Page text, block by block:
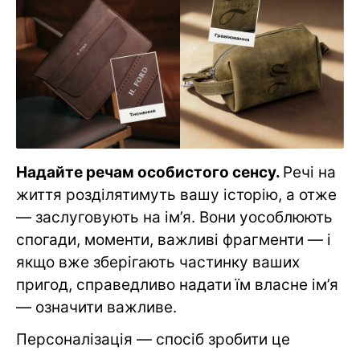
Надайте речам особистого сенсу. Речі на
життя розділятимуть вашу історію, а отже
— заслуговують на ім’я. Вони уособлюють
спогади, моменти, важливі фрагменти — і
якщо вже зберігають частинку ваших
пригод, справедливо надати їм власне ім’я
— означити важливе.
Персоналізація — спосіб зробити це